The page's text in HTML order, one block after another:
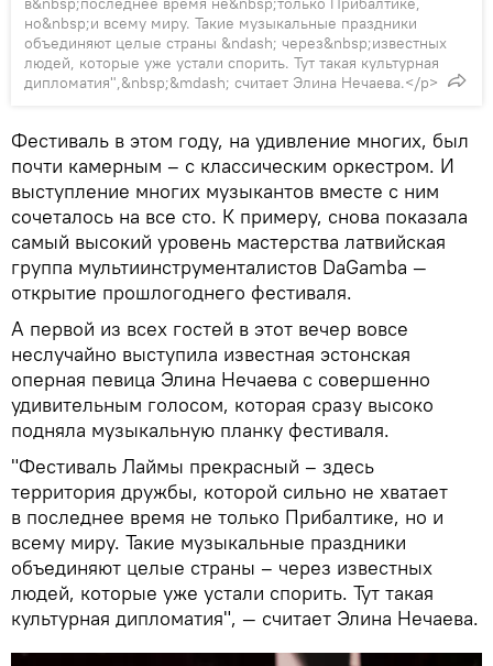
но&nbsp;и всему миру. Такие музыкальные праздники
объединяют целые страны &ndash; через&nbsp;известных
людей, которые уже устали спорить. Тут такая культурная
дипломатия",&nbsp;&mdash; считает Элина Нечаева.</p>
Фестиваль в этом году, на удивление многих, был
почти камерным – с классическим оркестром. И
выступление многих музыкантов вместе с ним
сочеталось на все сто. К примеру, снова показала
самый высокий уровень мастерства латвийская
группа мультиинструменталистов DaGamba —
открытие прошлогоднего фестиваля.
А первой из всех гостей в этот вечер вовсе
неслучайно выступила известная эстонская
оперная певица Элина Нечаева с совершенно
удивительным голосом, которая сразу высоко
подняла музыкальную планку фестиваля.
"Фестиваль Лаймы прекрасный – здесь
территория дружбы, которой сильно не хватает
в последнее время не только Прибалтике, но и
всему миру. Такие музыкальные праздники
объединяют целые страны – через известных
людей, которые уже устали спорить. Тут такая
культурная дипломатия", — считает Элина Нечаева.